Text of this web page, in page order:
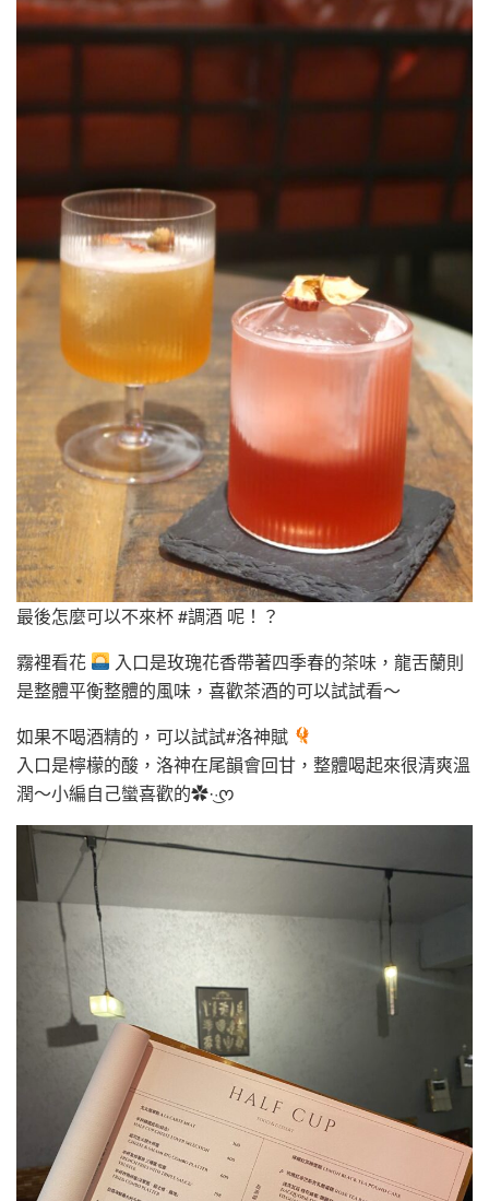
最後怎麼可以不來杯 #調酒 呢！？
霧裡看花
入口是玫瑰花香帶著四季春的茶味，龍舌蘭則
是整體平衡整體的風味，喜歡茶酒的可以試試看～
如果不喝酒精的，可以試試#洛神賦
入口是檸檬的酸，洛神在尾韻會回甘，整體喝起來很清爽溫
潤～小編自己蠻喜歡的✿·͜·ᰔ